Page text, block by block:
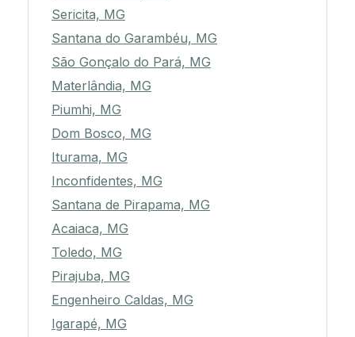
Sericita, MG
Santana do Garambéu, MG
São Gonçalo do Pará, MG
Materlândia, MG
Piumhi, MG
Dom Bosco, MG
Iturama, MG
Inconfidentes, MG
Santana de Pirapama, MG
Acaiaca, MG
Toledo, MG
Pirajuba, MG
Engenheiro Caldas, MG
Igarapé, MG